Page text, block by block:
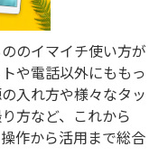
のイマイチ使い方が
や電話以外にももっ
入れ方や様々なタッ
方など、これから
作から活用まで総合